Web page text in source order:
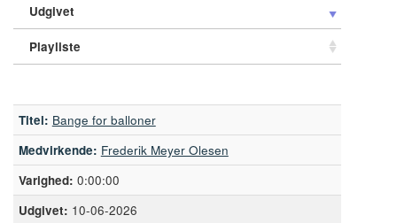
Udgivet
Playliste
Titel: Bange for balloner
Medvirkende: Frederik Meyer Olesen
0:00:00
10-06-2026